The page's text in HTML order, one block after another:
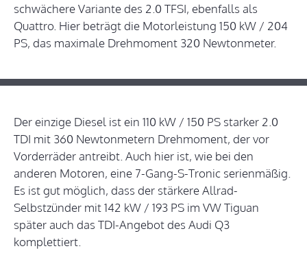
schwächere Variante des 2.0 TFSI, ebenfalls als
Quattro. Hier beträgt die Motorleistung 150 kW / 204
PS, das maximale Drehmoment 320 Newtonmeter.
Der einzige Diesel ist ein 110 kW / 150 PS starker 2.0
TDI mit 360 Newtonmetern Drehmoment, der vor
Vorderräder antreibt. Auch hier ist, wie bei den
anderen Motoren, eine 7-Gang-S-Tronic serienmäßig.
Es ist gut möglich, dass der stärkere Allrad-
Selbstzünder mit 142 kW / 193 PS im VW Tiguan
später auch das TDI-Angebot des Audi Q3
komplettiert.